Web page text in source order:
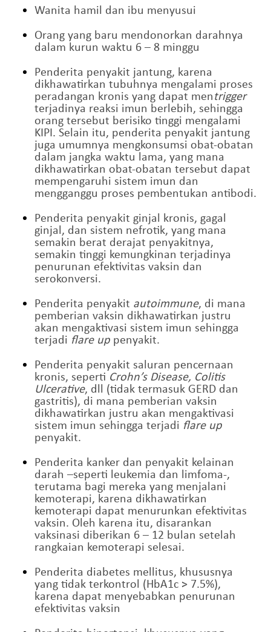
Wanita hamil dan ibu menyusui
Orang yang baru mendonorkan darahnya
dalam kurun waktu 6 – 8 minggu
Penderita penyakit jantung, karena
dikhawatirkan tubuhnya mengalami proses
peradangan kronis yang dapat mentrigger
terjadinya reaksi imun berlebih, sehingga
orang tersebut berisiko tinggi mengalami
KIPI. Selain itu, penderita penyakit jantung
juga umumnya mengkonsumsi obat-obatan
dalam jangka waktu lama, yang mana
dikhawatirkan obat-obatan tersebut dapat
mempengaruhi sistem imun dan
mengganggu proses pembentukan antibodi.
Penderita penyakit ginjal kronis, gagal
ginjal, dan sistem nefrotik, yang mana
semakin berat derajat penyakitnya,
semakin tinggi kemungkinan terjadinya
penurunan efektivitas vaksin dan
serokonversi.
Penderita penyakit autoimmune, di mana
pemberian vaksin dikhawatirkan justru
akan mengaktivasi sistem imun sehingga
terjadi flare up penyakit.
Penderita penyakit saluran pencernaan
kronis, seperti Crohn’s Disease, Colitis
Ulcerative, dll (tidak termasuk GERD dan
gastritis), di mana pemberian vaksin
dikhawatirkan justru akan mengaktivasi
sistem imun sehingga terjadi flare up
penyakit.
Penderita kanker dan penyakit kelainan
darah –seperti leukemia dan limfoma-,
terutama bagi mereka yang menjalani
kemoterapi, karena dikhawatirkan
kemoterapi dapat menurunkan efektivitas
vaksin. Oleh karena itu, disarankan
vaksinasi diberikan 6 – 12 bulan setelah
rangkaian kemoterapi selesai.
Penderita diabetes mellitus, khususnya
yang tidak terkontrol (HbA1c > 7.5%),
karena dapat menyebabkan penurunan
efektivitas vaksin